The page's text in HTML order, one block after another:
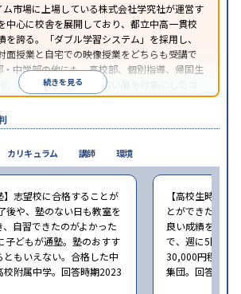
市場に上場している株式会社学究社が運営す
中心に校舎を展開しており、都立中高一貫校
を誇る。「ダブル学習システム」を採用し、
面授業と自宅での映像授業をどちらも受講で
・中学部の他にも、高校部、個別指導、帰国生
、看護などがあり、幅広い層を対象にしたコ
のも特徴といえる。
続きを見る
】志望校に合格することが
後や、塾のない日も教室を
自習できたのがよかった
子どもが通塾。塾のおすす
ともいえない。合格した中
校附属中学。回答時期2023
【高校生時の通
とができた。勉
良い成績を収め
で、週に5回程
30,000円程度。
集団。回答時期
カリキュラム 講師 環境